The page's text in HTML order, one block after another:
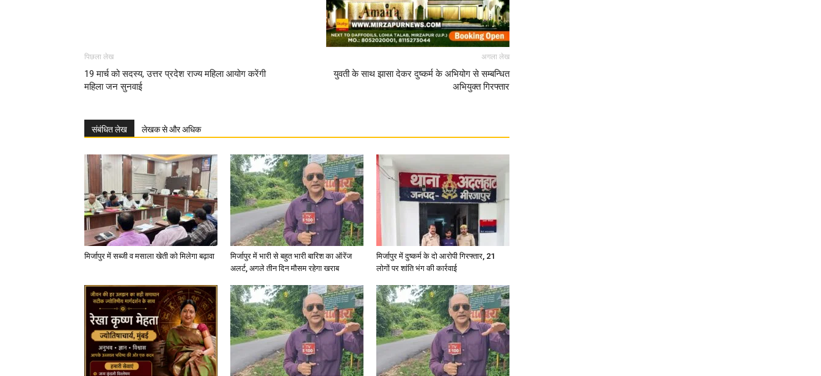
पिछला लेख
19 मार्च को सदस्य, उत्तर प्रदेश राज्य महिला आयोग करेंगी
महिला जन सुनवाई
अगला लेख
युवती के साथ झासा देकर दुष्कर्म के अभियोग से सम्बन्धित
अभियुक्त गिरफ्तार
संबंधित लेख लेखक से और अधिक
मिर्जापुर में सब्जी व मसाला खेती को मिलेगा बढ़ावा
मिर्जापुर में भारी से बहुत भारी बारिश का ऑरेंज
अलर्ट, अगले तीन दिन मौसम रहेगा खराब
मिर्जापुर में दुष्कर्म के दो आरोपी गिरफ्तार, 21
लोगों पर शांति भंग की कार्रवाई